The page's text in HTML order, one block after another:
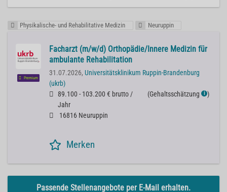
Physikalische- und Rehabilitative Medizin Neuruppin
Premium
Facharzt (m/w/d) Orthopädie/Innere Medizin für
ambulante Rehabilitation
31.07.2026, Universitätsklinikum Ruppin-Brandenburg
(ukrb)
89.100 - 103.200 € brutto /
Jahr
(Gehaltsschätzung ℹ )
16816 Neuruppin
Merken
Passende Stellenangebote per E-Mail erhalten.